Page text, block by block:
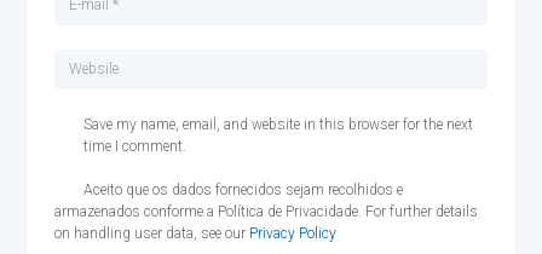
Save my name, email, and website in this browser for the next
time I comment.
Aceito que os dados fornecidos sejam recolhidos e
armazenados conforme a Política de Privacidade. For further details
on handling user data, see our Privacy Policy